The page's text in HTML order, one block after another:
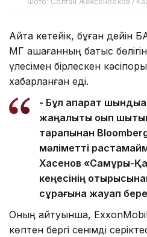
Айта кетейік, бұған дейін
ҚМГ Қашағанның батыс
үлесімен бірлескен
хабарланған еді.
- Бұл ақпарат
жаңалықты оқып
тарапынан
мәліметті
Хасенов «Самұрық-
кеңесінің
сұрағына жауап
Оның айтуынша,
көптен бергі сенімді